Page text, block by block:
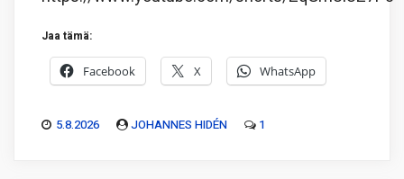
Jaa tämä:
Facebook X WhatsApp
5.8.2026 JOHANNES HIDÉN 1